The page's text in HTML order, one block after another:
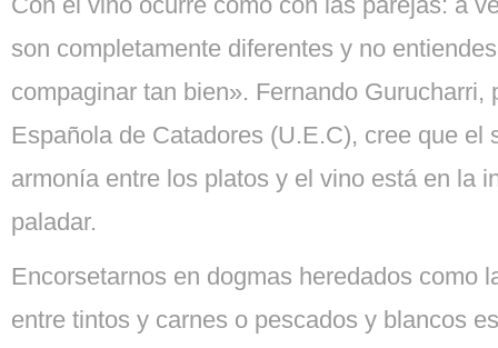
son completamente diferentes y no
compaginar tan bien». Fernando Gurucharri,
Española de Catadores (U.E.C), cree que el
armonía entre los platos y el vino está en la
paladar.
Encorsetarnos en dogmas heredados como
entre tintos y carnes o pescados y blancos